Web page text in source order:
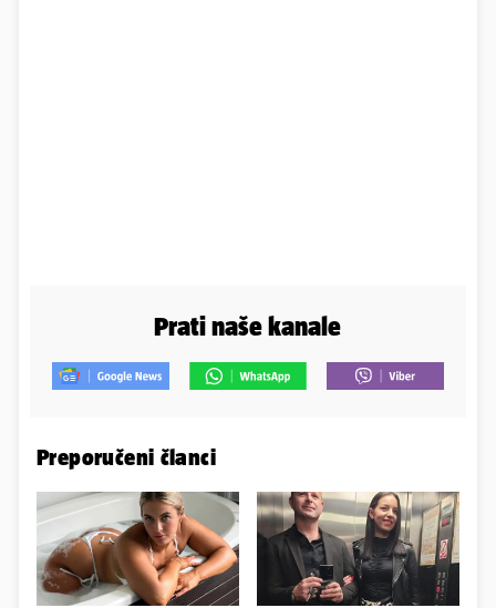
Prati naše kanale
Preporučeni članci